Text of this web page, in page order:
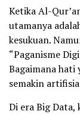
Ketika Al-
utamanya
kesukuan.
“Paganisme
Bagaimana hati
semakin
Di era Big